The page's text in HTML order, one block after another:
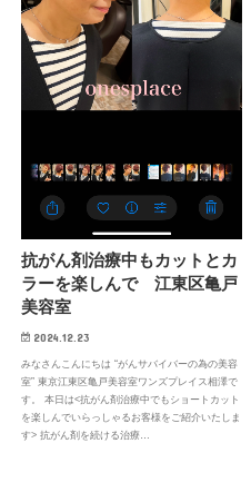
抗がん剤治療中もカットとカ
ラーを楽しんで 江東区亀戸
美容室
2024.12.23
みなさんこんにちは “がんサバイバーの為の美容
室” 東京江東区亀戸美容室ワンズプレイス相澤で
す。 本日は<抗がん剤治療中でもショートカット
を楽しんでいらっしゃるお客様をご紹介いたしま
す> 抗がん剤を続ける治療…